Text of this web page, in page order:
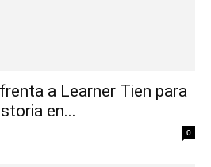
a Learner Tien para
en...
0